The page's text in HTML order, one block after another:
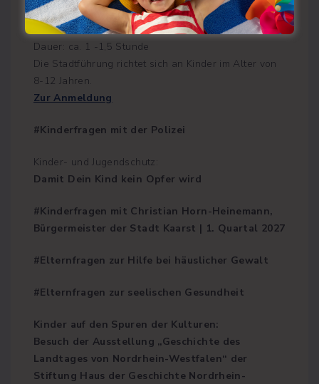
Treffpunkt: 17:00 Uhr auf dem Münsterplatz am
Brunnen
Dauer: ca. 1 -1,5 Stunde
Die Stadtführung richtet sich an Kinder im Alter von
8-12 Jahren.
Zur Anmeldung
#Kinderfragen mit der Polizei
Kinder- und Jugendschutz:
Damit Dein Kind kein Opfer wird
#Kinderfragen mit Christian Horn-Heinemann,
Bürgermeister der Stadt Kaarst | 1. Quartal 2027
#Elternfragen zur Hilfe bei häuslicher Gewalt
#Elternfragen zur seelischen Gesundheit
Kinder auf den Spuren der Kulturen:
Besuch der Ausstellung „Geschichte des
Landtages von Nordrhein-Westfalen“ der
Stiftung Haus der Geschichte Nordrhein-